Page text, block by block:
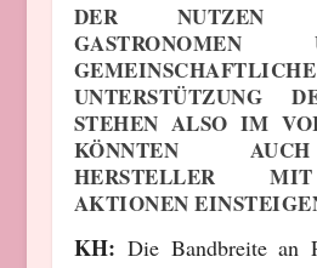
DER NUTZEN
GEMEINSCHAFTLICHE
UNTERSTÜTZUNG
STEHEN ALSO IM
KÖNNTEN
HERSTELLER
AKTIONEN
KH: Die Bandbreite an